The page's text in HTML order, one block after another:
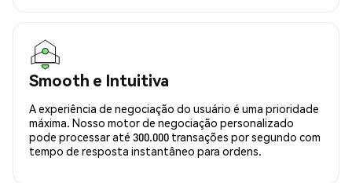
Smooth e Intuitiva
A experiência de negociação do usuário é uma prioridade
máxima. Nosso motor de negociação personalizado
pode processar até 300.000 transações por segundo com
tempo de resposta instantâneo para ordens.